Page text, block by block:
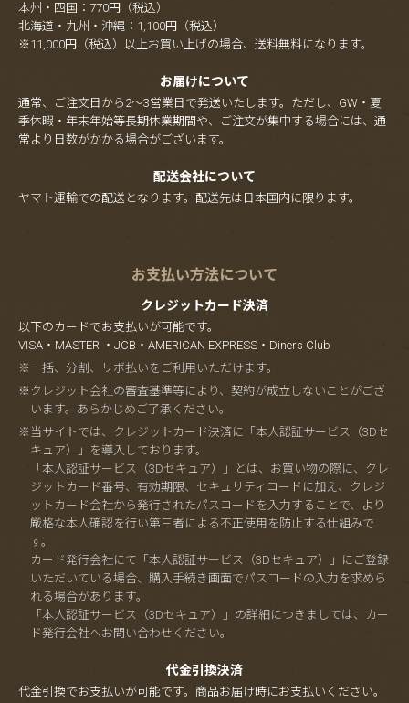
本州・四国：770円（税込）
北海道・九州・沖縄：1,100円（税込）
※11,000円（税込）以上お買い上げの場合、送料無料になります。
お届けについて
通常、ご注文日から2～3営業日で発送いたします。ただし、GW・夏
季休暇・年末年始等長期休業期間や、ご注文が集中する場合には、通
常より日数がかかる場合がございます。
配送会社について
ヤマト運輸での配送となります。配送先は日本国内に限ります。
お支払い方法について
クレジットカード決済
以下のカードでお支払いが可能です。
VISA・MASTER ・JCB・AMERICAN EXPRESS・Diners Club
※一括、分割、リボ払いをご利用いただけます。
※クレジット会社の審査基準等により、契約が成立しないことがござ
います。あらかじめご了承ください。
※当サイトでは、クレジットカード決済に「本人認証サービス（3Dセ
キュア）」を導入しております。
「本人認証サービス（3Dセキュア）」とは、お買い物の際に、クレ
ジットカード番号、有効期限、セキュリティコードに加え、クレジ
ットカード会社から発行されたパスコードを入力することで、より
厳格な本人確認を行い第三者による不正使用を防止する仕組みで
す。
カード発行会社にて「本人認証サービス（3Dセキュア）」にご登録
いただいている場合、購入手続き画面でパスコードの入力を求めら
れる場合があります。
「本人認証サービス（3Dセキュア）」の詳細につきましては、カー
ド発行会社へお問い合わせください。
代金引換決済
代金引換でお支払いが可能です。商品お届け時にお支払いください。